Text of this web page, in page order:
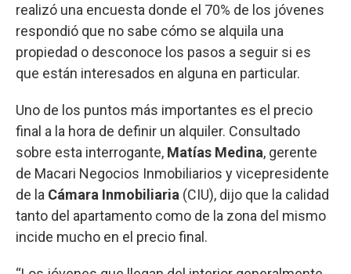
realizó una encuesta donde el 70% de los jóvenes
respondió que no sabe cómo se alquila una
propiedad o desconoce los pasos a seguir si es
que están interesados en alguna en particular.
Uno de los puntos más importantes es el precio
final a la hora de definir un alquiler. Consultado
sobre esta interrogante, Matías Medina, gerente
de Macari Negocios Inmobiliarios y vicepresidente
de la Cámara Inmobiliaria (CIU), dijo que la calidad
tanto del apartamento como de la zona del mismo
incide mucho en el precio final.